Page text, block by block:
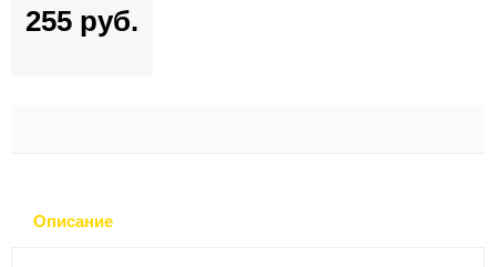
255 руб.
Описание